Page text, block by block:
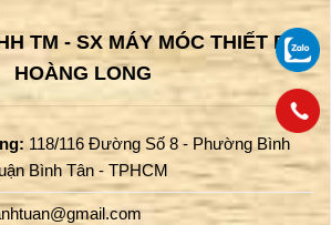
TM - SX MÁY MÓC THIẾT BỊ
HOÀNG LONG
118/116 Đường Số 8 - Phường Bình
Bình Tân - TPHCM